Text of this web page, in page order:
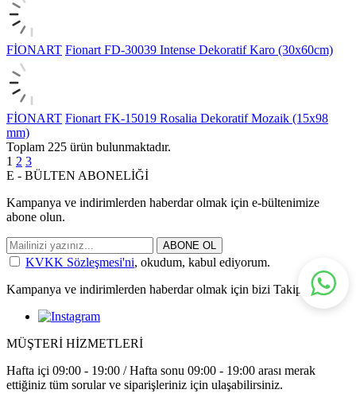
FİONART Fionart FD-30039 Intense Dekoratif Karo (30x60cm)
FİONART Fionart FK-15019 Rosalia Dekoratif Mozaik (15x98
mm)
Toplam 225 ürün bulunmaktadır.
1 2 3
E - BÜLTEN ABONELİĞİ
Kampanya ve indirimlerden haberdar olmak için e-bültenimize
abone olun.
ABONE OL
KVKK Sözleşmesi'ni, okudum, kabul ediyorum.
Kampanya ve indirimlerden haberdar olmak için bizi Takip Edin!
MÜŞTERİ HİZMETLERİ
Hafta içi 09:00 - 19:00 / Hafta sonu 09:00 - 19:00 arası merak
ettiğiniz tüm sorular ve siparişleriniz için ulaşabilirsiniz.